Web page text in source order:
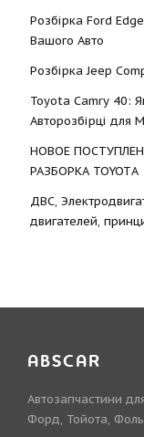
Розбірка Ford
Вашого Авто
Розбірка Jeep
Toyota Camry 40:
Авторозбірці для
НОВОЕ
РАЗБОРКА TOYOTА
ДВС,
двигателей,
ABSCAR
Автозапчастини
Форд, Тойота,